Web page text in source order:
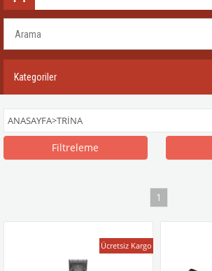
Kategoriler
ANASAYFA>TRINA
Filtreleme
1
Ücretsiz Kargo